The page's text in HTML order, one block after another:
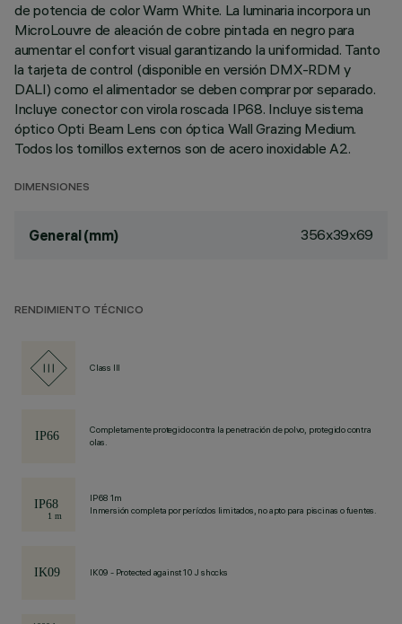
de potencia de color Warm White. La luminaria incorpora un
MicroLouvre de aleación de cobre pintada en negro para
aumentar el confort visual garantizando la uniformidad. Tanto
la tarjeta de control (disponible en versión DMX-RDM y
DALI) como el alimentador se deben comprar por separado.
Incluye conector con virola roscada IP68. Incluye sistema
óptico Opti Beam Lens con óptica Wall Grazing Medium.
Todos los tornillos externos son de acero inoxidable A2.
DIMENSIONES
General (mm) 356x39x69
RENDIMIENTO TÉCNICO
Class III
Completamente protegido contra la penetración de polvo, protegido contra
olas.
IP68 1m
Inmersión completa por períodos limitados, no apto para piscinas o fuentes.
IK09 - Protected against 10 J shocks